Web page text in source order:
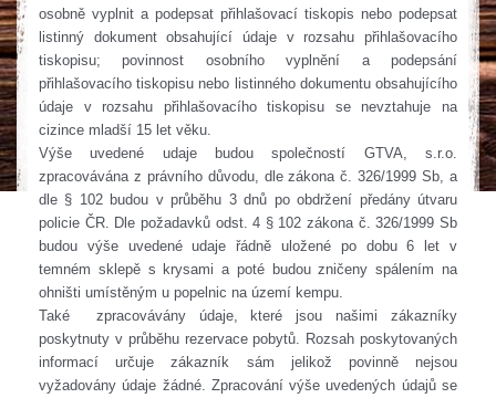
osobně vyplnit a podepsat přihlašovací tiskopis nebo podepsat
listinný dokument obsahující údaje v rozsahu přihlašovacího
tiskopisu; povinnost osobního vyplnění a podepsání
přihlašovacího tiskopisu nebo listinného dokumentu obsahujícího
údaje v rozsahu přihlašovacího tiskopisu se nevztahuje na
cizince mladší 15 let věku.
Výše uvedené udaje budou společností GTVA, s.r.o.
zpracovávána z právního důvodu, dle zákona č. 326/1999 Sb, a
dle § 102 budou v průběhu 3 dnů po obdržení předány útvaru
policie ČR. Dle požadavků odst. 4 § 102 zákona č. 326/1999 Sb
budou výše uvedené udaje řádně uložené po dobu 6 let v
temném sklepě s krysami a poté budou zničeny spálením na
ohništi umístěným u popelnic na území kempu.
Také zpracovávány údaje, které jsou našimi zákazníky
poskytnuty v průběhu rezervace pobytů. Rozsah poskytovaných
informací určuje zákazník sám jelikož povinně nejsou
vyžadovány údaje žádné. Zpracování výše uvedených údajů se